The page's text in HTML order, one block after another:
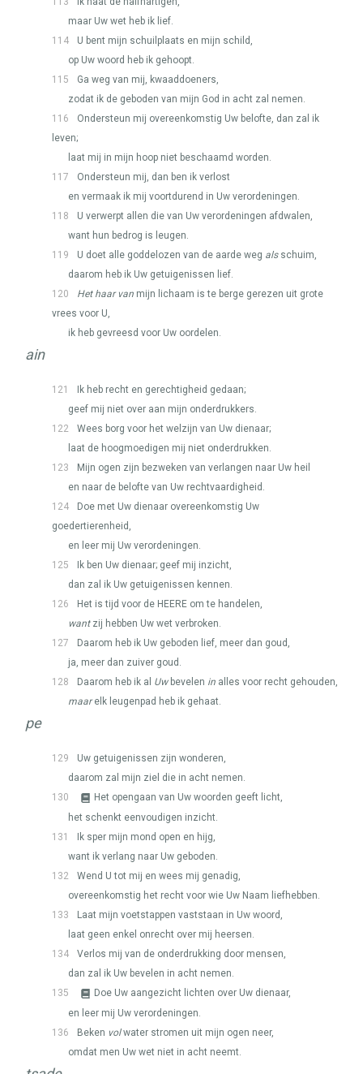
maar Uw wet heb ik lief.
114
U bent mijn schuilplaats en mijn schild,
op Uw woord heb ik gehoopt.
115
Ga weg van mij, kwaaddoeners,
zodat ik de geboden van mijn God in acht zal nemen.
116
Ondersteun mij overeenkomstig Uw belofte, dan zal ik
leven;
laat mij in mijn hoop niet beschaamd worden.
117
Ondersteun mij, dan ben ik verlost
en vermaak ik mij voortdurend in Uw verordeningen.
118
U verwerpt allen die van Uw verordeningen afdwalen,
want hun bedrog is leugen.
119
U doet alle goddelozen van de aarde weg alsschuim,
daarom heb ik Uw getuigenissen lief.
120
Het haar van mijn lichaam is te berge gerezen uit grote
vrees voor U,
ik heb gevreesd voor Uw oordelen.
ain
121
Ik heb recht en gerechtigheid gedaan;
geef mij niet over aan mijn onderdrukkers.
122
Wees borg voor het welzijn van Uw dienaar;
laat de hoogmoedigen mij niet onderdrukken.
123
Mijn ogen zijn bezweken van verlangen naar Uw heil
en naar de belofte van Uw rechtvaardigheid.
124
Doe met Uw dienaar overeenkomstig Uw
goedertierenheid,
en leer mij Uw verordeningen.
125
Ik ben Uw dienaar; geef mij inzicht,
dan zal ik Uw getuigenissen kennen.
126
Het is tijd voor de HEERE om te handelen,
wantzij hebben Uw wet verbroken.
127
Daarom heb ik Uw geboden lief, meer dan goud,
ja, meer dan zuiver goud.
128
Daarom heb ik al Uwbevelen in alles voor recht gehouden,
maarelk leugenpad heb ik gehaat.
pe
129
Uw getuigenissen zijn wonderen,
daarom zal mijn ziel die in acht nemen.
130
Het opengaan van Uw woorden geeft licht,
het schenkt eenvoudigen inzicht.
131
Ik sper mijn mond open en hijg,
want ik verlang naar Uw geboden.
132
Wend U tot mij en wees mij genadig,
overeenkomstig het recht voor wie Uw Naam liefhebben.
133
Laat mijn voetstappen vaststaan in Uw woord,
laat geen enkel onrecht over mij heersen.
134
Verlos mij van de onderdrukking door mensen,
dan zal ik Uw bevelen in acht nemen.
135
Doe Uw aangezicht lichten over Uw dienaar,
en leer mij Uw verordeningen.
136
Beken volwater stromen uit mijn ogen neer,
omdat men Uw wet niet in acht neemt.